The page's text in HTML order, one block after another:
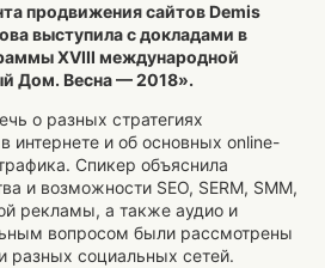
продвижения сайтов Demis
выступила с докладами в
XVIII международной
Дом. Весна — 2018».
о разных стратегиях
интернете и об основных online-
Спикер объяснила
и возможности SEO, SERM, SMM,
рекламы, а также аудио и
вопросом были рассмотрены
разных социальных сетей.